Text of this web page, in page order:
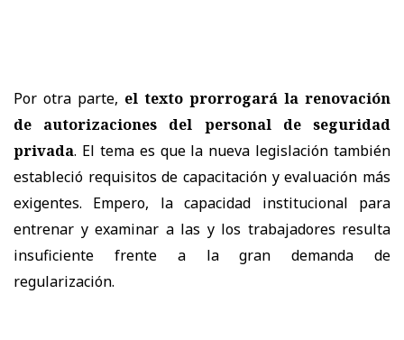
Por otra parte, el texto prorrogará la renovación
de autorizaciones del personal de seguridad
privada. El tema es que la nueva legislación también
estableció requisitos de capacitación y evaluación más
exigentes. Empero, la capacidad institucional para
entrenar y examinar a las y los trabajadores resulta
insuficiente frente a la gran demanda de
regularización.